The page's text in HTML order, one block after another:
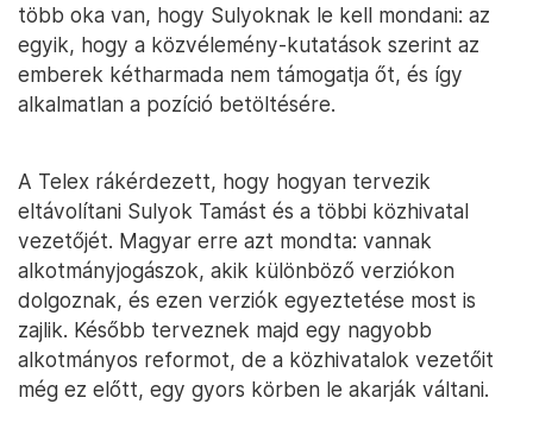
több oka van, hogy Sulyoknak le kell mondani: az
egyik, hogy a közvélemény-kutatások szerint az
emberek kétharmada nem támogatja őt, és így
alkalmatlan a pozíció betöltésére.
A Telex rákérdezett, hogy hogyan tervezik
eltávolítani Sulyok Tamást és a többi közhivatal
vezetőjét. Magyar erre azt mondta: vannak
alkotmányjogászok, akik különböző verziókon
dolgoznak, és ezen verziók egyeztetése most is
zajlik. Később terveznek majd egy nagyobb
alkotmányos reformot, de a közhivatalok vezetőit
még ez előtt, egy gyors körben le akarják váltani.